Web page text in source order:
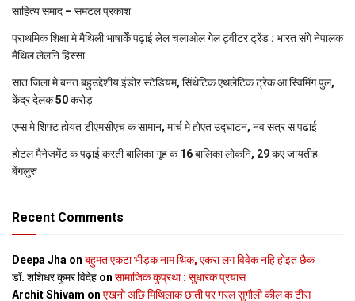
साहित्य समाद – समटल प्रकाश
प्राथमिक शि‍क्षा मे मैथि‍ली भाषाकेँ पढ़ाई लेल चलाओल गेल ट्वीटर ट्रेंड : भारत संगे नेपालक
मैथिल लेलनि हिस्सा
सात जिला मे बनत बहुउद्देशीय इंडोर स्‍टेडि‍यम, सिंथेटिक एथलेटिक ट्रेक आ स्विमिंग पुल,
केंद्र देलक 50 करोड़
एम्स मे शिफ्ट होयत डीएमसीएच क सामान, मार्च मे होएत उद्घाटन, नव सत्र स पढाई
होटल मैनेजमेंट क पढ़ाई करती बालिका गृह क 16 बालिका लोकनि, 29 कए जायतीह
बेंगलुरु
Recent Comments
Deepa Jha on बहुमत एकटा भीड़क नाम थिक, एकरा लग विवेक नहि होइत छैक
डॉ. शशिधर कुमर विदेह on सामाजिक कुप्रथा : सुधारक प्रयास
Archit Shivam on एखनो अछि मिथिलाक छाती पर गरल सुगौली कील क टीस